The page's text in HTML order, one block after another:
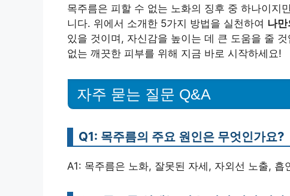
목주름은 피할 수 없는 노화의 징후 중 하나이지
니다. 위에서 소개한 5가지 방법을 실천하여 나
있을 것이며, 자신감을 높이는 데 큰 도움을 줄
없는 깨끗한 피부를 위해 지금 바로 시작하세요!
자주 묻는 질문 Q&A
Q1: 목주름의 주요 원인은 무엇인가요?
A1: 목주름은 노화, 잘못된 자세, 자외선 노출,